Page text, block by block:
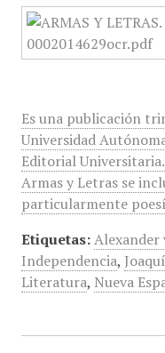
Es una publicación
Universidad
Editorial
Armas y Letras se
particularmente
Etiquetas:
Independencia,
Literatura, Nueva